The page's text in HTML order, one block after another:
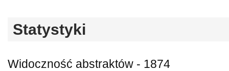
Statystyki
Widoczność abstraktów - 1874